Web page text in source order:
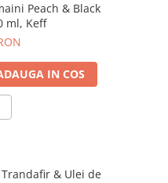
Peach & Black
ml, Keff
IN COS
& Ulei de